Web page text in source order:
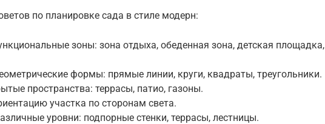
по планировке сада в стиле модерн:
зоны: зона отдыха, обеденная зона, детская площадка,
формы: прямые линии, круги, квадраты, треугольники.
пространства: террасы, патио, газоны.
участка по сторонам света.
уровни: подпорные стенки, террасы, лестницы.